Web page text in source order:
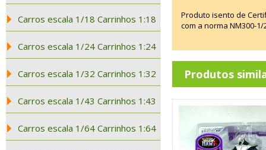
Carros escala 1/18 Carrinhos 1:18
Carros escala 1/24 Carrinhos 1:24
Carros escala 1/32 Carrinhos 1:32
Carros escala 1/43 Carrinhos 1:43
Carros escala 1/64 Carrinhos 1:64
Produto isento de
com a norma NM300-
Produtos